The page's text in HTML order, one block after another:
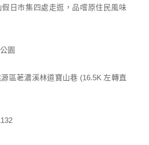
日市集四處走逛，品嚐原住民風味
園
區荖濃溪林道寶山巷 (16.5K 左轉直